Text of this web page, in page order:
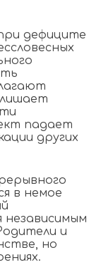
дефиците
падает
других
в немое
независимым
и
но